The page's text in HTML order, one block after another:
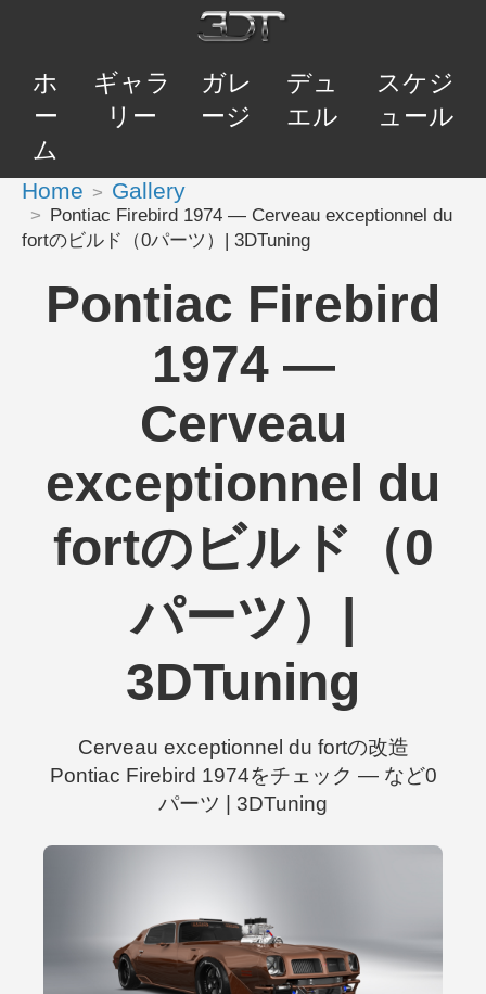
ホ
ー
ム
ギャラ
リー
ガレ
ージ
デュ
エル
スケジ
ュール
Home Gallery
Pontiac Firebird 1974 — Cerveau exceptionnel du
fortのビルド（0パーツ）| 3DTuning
Pontiac Firebird
1974 —
Cerveau
exceptionnel du
fortのビルド（0
パーツ）|
3DTuning
Cerveau exceptionnel du fortの改造
Pontiac Firebird 1974をチェック — など0
パーツ | 3DTuning